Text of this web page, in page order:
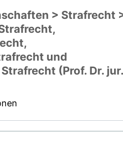
> Strafrecht
und
(Prof. Dr. jur.